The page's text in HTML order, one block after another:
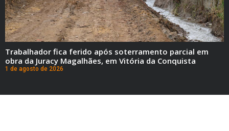
Trabalhador fica ferido após soterramento parcial em
obra da Juracy Magalhães, em Vitória da Conquista
1 de agosto de 2026